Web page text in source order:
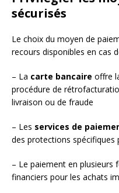
sécurisés
Le choix du moyen de
recours disponibles en cas
– La carte bancaire offre
procédure de
livraison ou de fraude
– Les services de
des protections spécifiques
– Le paiement en plusieurs
financiers pour les achats